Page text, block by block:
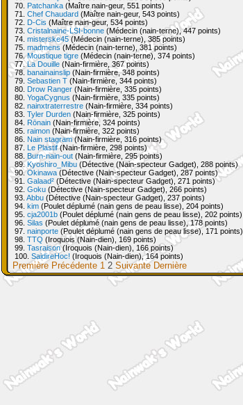
70. Patchanka (Maître nain-geur, 551 points)
71. Chef Chaudard (Maître nain-geur, 543 points)
72. D-Cis (Maître nain-geur, 534 points)
73. Cristalnaine-LSI-bonne (Médecin (nain-terne), 447 points)
74. misterske45(Médecin (nain-terne), 385 points)
75. madmens(Médecin (nain-terne), 381 points)
76.Moustique tigre (Médecin (nain-terne), 374 points)
77.La Douille (Nain-firmière, 367 points)
78. banainainslip (Nain-firmière, 348 points)
79. Sebastien T (Nain-firmière, 344 points)
80. Drow Ranger (Nain-firmière, 335 points)
80. YogaCygnus (Nain-firmière, 335 points)
82. nainxtraterrestre (Nain-firmière, 334 points)
83. Tyler Durden (Nain-firmière, 325 points)
84. Rōnain (Nain-firmière, 324 points)
85. raimon (Nain-firmière, 322 points)
86. Nain stagram(Nain-firmière, 316 points)
87. Le Plastif(Nain-firmière, 298 points)
88. Burn-nain-out (Nain-firmière, 295 points)
89.Kyoshiro_Mibu (Détective (Nain-specteur Gadget), 288 points)
90.Okinawa (Détective (Nain-specteur Gadget), 287 points)
91. Galaad² (Détective (Nain-specteur Gadget), 271 points)
92. Goku (Détective (Nain-specteur Gadget), 266 points)
93. Abbu (Détective (Nain-specteur Gadget), 237 points)
94. kim (Poulet déplumé (nain gens de peau lisse), 204 points)
95. cja2001b (Poulet déplumé (nain gens de peau lisse), 202 points)
96. Silas (Poulet déplumé (nain gens de peau lisse), 178 points)
97. nainporte (Poulet déplumé (nain gens de peau lisse), 171 points)
98. TTQ (Iroquois (Nain-dien), 169 points)
99. Tasraison(Iroquois (Nain-dien), 166 points)
100. SaidireHoc! (Iroquois (Nain-dien), 164 points)
Première Précédente 1 2 Suivante Dernière